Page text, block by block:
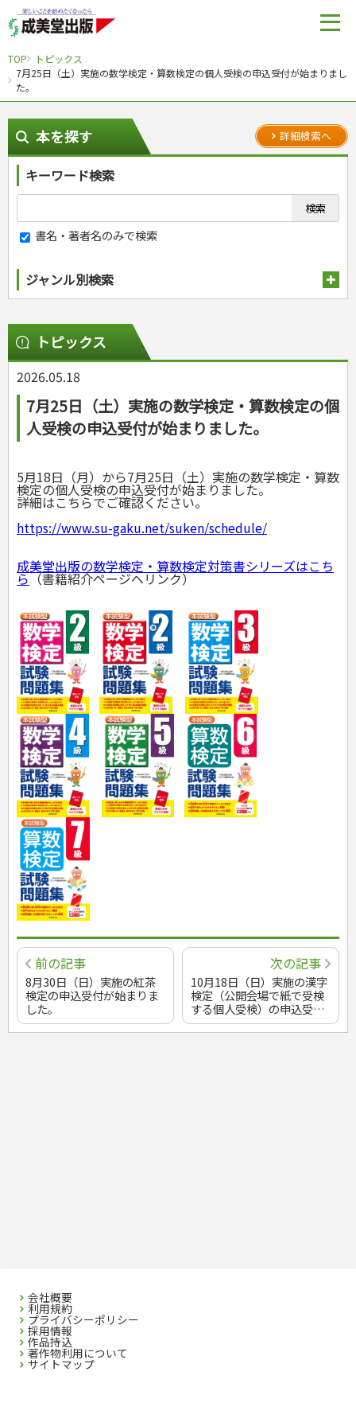
TOP
トピックス
7月25日（土）実施の数学検定・算数検定の個人受検の申込受付が始まりまし
た。
本を探す 詳細検索へ
キーワード検索
書名・著者名のみで検索
ジャンル別検索
スポーツ
スポーツルール
野球
ゴルフ
トレーニング
ジュニアスポーツ
その他スポーツ
自然・アウトドア・ペット
アウトドア
犬・猫
ペット・飼育
園芸・野菜づくり
雑学
娯楽・ゲーム・占い
ナンプレ
囲碁・将棋・麻雀
ゲーム・マジック
家相・風水・占い
カルチャー・芸術・趣味
鉄道・車・自転車
音楽・楽器
趣味・鑑賞・カメラ
俳句・詩・ことば
辞典・語学
辞典
語学・旅行会話
運転免許
原付・二輪
その他免許
生活・暮らし
料理
料理・レシピ
おもてなし・ごちそう料理
各国料理
お弁当
お菓子・ケーキ・パン
飲み物・お酒
手芸・クラフト
編み物
ソーイング
クラフト
住まい・インテリア・暮らし
インテリア・ハウジング
収納・掃除・暮らし
美容・ファッション
ダイエット・エクササイズ
冠婚葬祭・手紙・ペン字
離乳食・幼児食・こどもレシピ
健康と保育
ツボ・マッサージ
家庭医学・病気
生活習慣病
看護・介護
看護一般
保育・教育
児童一般
おりがみ・あやとり
占い・心理ゲーム
のりもの・ずかん
読み物・絵本
音と光のでる絵本
学参・ドリル
総復習ドリル
学習・地図
自由研究・読書感想文
えんぴつちょう
就職活動
公務員試験
検定試験・資格試験
英語検定・TOEIC
漢字検定・数学検定
簿記検定
ケアマネジャー
介護・社会福祉士
司法書士・社労士
行政書士・宅建
FP
衛生管理・運行管理
建築・土木
電気・危険物
調理師
スキル・キャリアアップ
危険物取扱者
消防設備士
登録販売者
その他資格試験
ビジネス
経営・経済・法律
ビジネス・法律
その他ビジネス
自己啓発
旅行・歴史
国内・海外旅行
国内旅行
散歩・グルメ
地理・地図
歴史
文庫
文庫
成美文庫
ダイアリー
ダイアリー
トピックス
2026.05.18
7月25日（土）実施の数学検定・算数検定の個
人受検の申込受付が始まりました。
5月18日（月）から7月25日（土）実施の数学検定・算数
検定の個人受検の申込受付が始まりました。
詳細はこちらでご確認ください。
https://www.su-gaku.net/suken/schedule/
成美堂出版の数学検定・算数検定対策書シリーズはこち
ら（書籍紹介ページへリンク）
前の記事
8月30日（日）実施の紅茶
検定の申込受付が始まりま
した。
次の記事
10月18日（日）実施の漢字
検定（公開会場で紙で受検
する個人受検）の申込受付
が始まりました。
会社概要
利用規約
プライバシーポリシー
採用情報
作品持込
著作物利用について
サイトマップ